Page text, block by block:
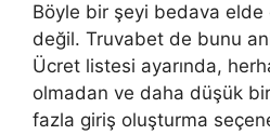
Böyle bir şeyi bedava
değil. Truvabet de bunu
Ücret listesi ayarında,
olmadan ve daha düşük
fazla giriş oluşturma